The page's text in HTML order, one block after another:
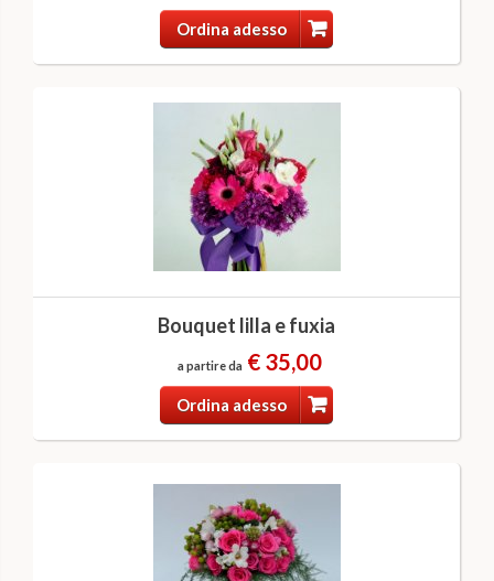
Ordina adesso
Bouquet lilla e fuxia
a partire da € 35,00
Ordina adesso